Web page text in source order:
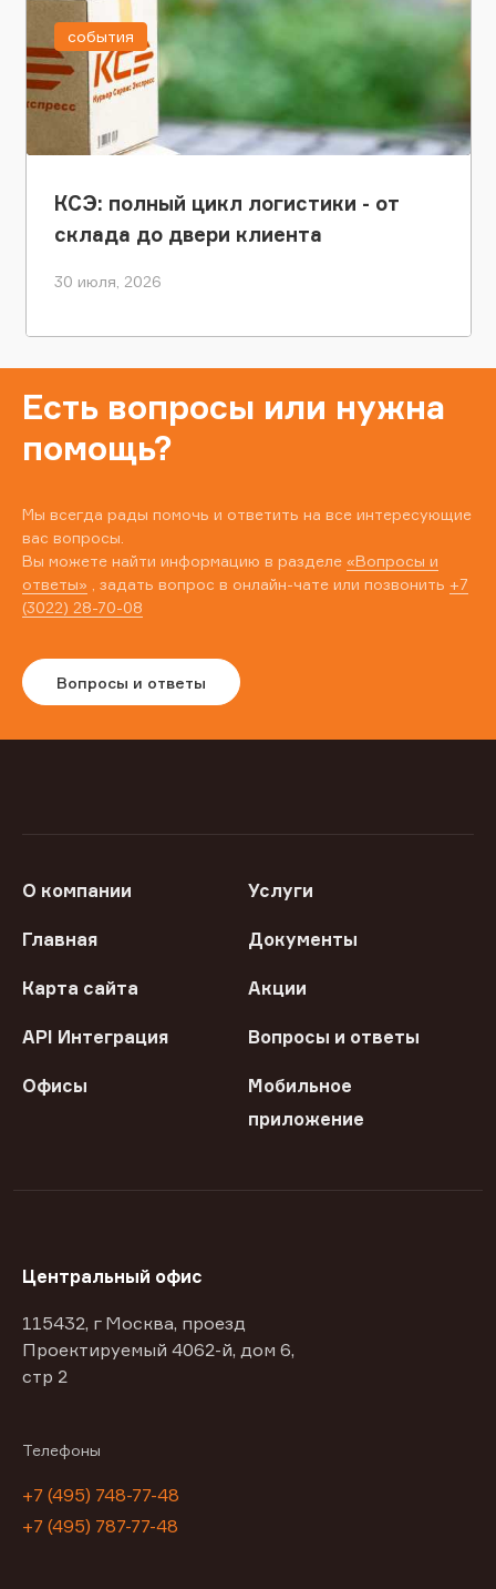
КСЭ: полный цикл логистики - от
склада до двери клиента
30 июля, 2026
события
Есть вопросы или нужна
помощь?
Мы всегда рады помочь и ответить на все интересующие
вас вопросы.
Вы можете найти информацию в разделе «Вопросы и
ответы» , задать вопрос в онлайн-чате или позвонить +7
(3022) 28-70-08
Вопросы и ответы
О компании Услуги
Главная Документы
Карта сайта Акции
API Интеграция Вопросы и ответы
Офисы
Мобильное
приложение
Центральный офис
115432, г Москва, проезд
Проектируемый 4062-й, дом 6,
стр 2
Телефоны
+7 (495) 748-77-48
+7 (495) 787-77-48